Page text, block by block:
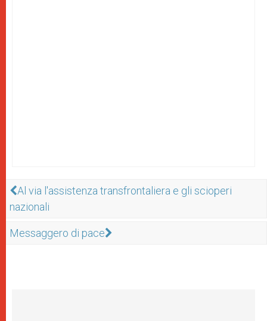
Al via l'assistenza transfrontaliera e gli scioperi
nazionali
Messaggero di pace